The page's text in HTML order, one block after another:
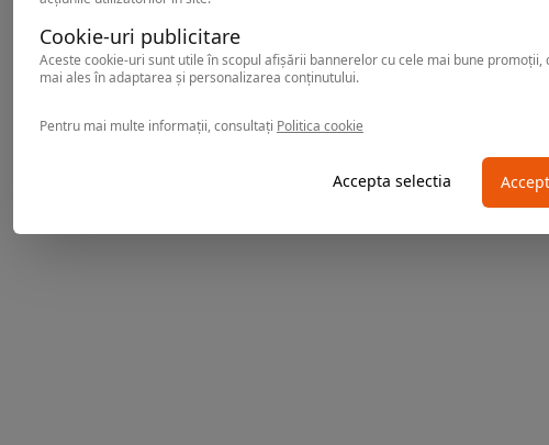
Cookie-uri publicitare
Aceste cookie-uri sunt utile în scopul afișării bannerelor cu cele mai bune promoții,
mai ales în adaptarea și personalizarea conținutului.
Pentru mai multe informații, consultați Politica cookie
Accepta selectia